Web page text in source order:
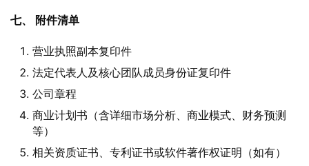
七、 附件清单
营业执照副本复印件
法定代表人及核心团队成员身份证复印件
公司章程
商业计划书（含详细市场分析、商业模式、财务预测
等）
相关资质证书、专利证书或软件著作权证明（如有）